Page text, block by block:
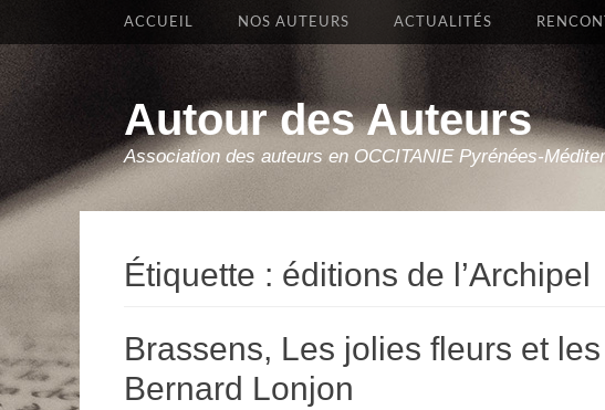
Autour des Auteurs
Association des auteurs en OCCITANIE Pyrénées-
Premier Menu
Aller
ACCUEIL NOS AUTEURS ACTUALITÉS
Étiquette : éditions de l’Archipel
Brassens, Les jolies fleurs et
Bernard Lonjon